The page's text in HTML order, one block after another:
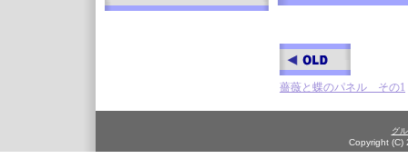
薔薇と蝶のパネル その1
グ
Copyright (C)